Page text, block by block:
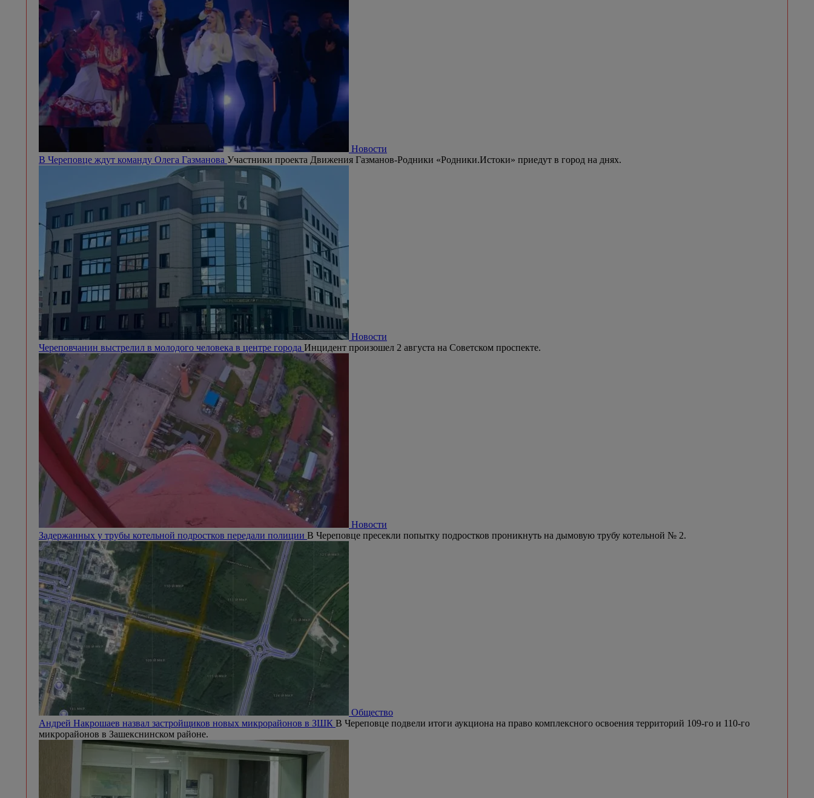
Новости
В Череповце ждут команду Олега Газманова Участники проекта Движения Газманов-Родники «Родники.Истоки» приедут в город на днях.
Новости
Череповчанин выстрелил в молодого человека в центре города Инцидент произошел 2 августа на Советском проспекте.
Новости
Задержанных у трубы котельной подростков передали полиции В Череповце пресекли попытку подростков проникнуть на дымовую трубу котельной № 2.
Общество
Андрей Накрошаев назвал застройщиков новых микрорайонов в ЗШК В Череповце подвели итоги аукциона на право комплексного освоения территорий 109-го и 110-го
микрорайонов в Зашекснинском районе.